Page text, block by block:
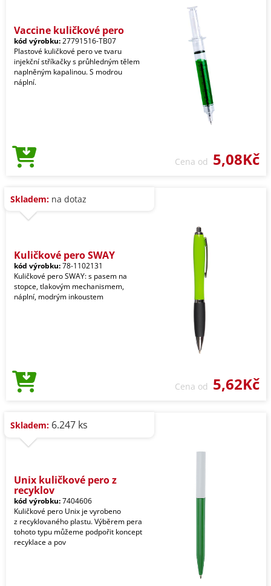
Vaccine kuličkové pero
kód výrobku:27791516-TB07
Plastové kuličkové pero ve tvaru
injekční stříkačky s průhledným tělem
naplněným kapalinou. S modrou
náplní.
Cena od 5,08Kč
Skladem: na dotaz
Kuličkové pero SWAY
kód výrobku:78-1102131
Kuličkové pero SWAY: s pasem na
stopce, tlakovým mechanismem,
náplní, modrým inkoustem
Cena od 5,62Kč
Skladem: 6.247 ks
Unix kuličkové pero z
recyklov
kód výrobku:7404606
Kuličkové pero Unix je vyrobeno
z recyklovaného plastu. Výběrem pera
tohoto typu můžeme podpořit koncept
recyklace a pov